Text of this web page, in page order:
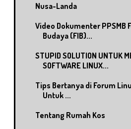
Nusa-Landa
Video Dokumenter PPSMB
Budaya (FIB)...
STUPID SOLUTION UNTUK
SOFTWARE LINUX...
Tips Bertanya di Forum
Untuk ...
Tentang Rumah Kos